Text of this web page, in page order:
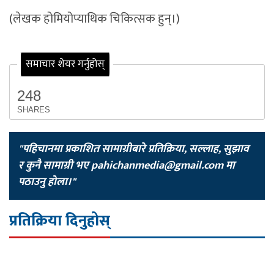
(लेखक होमियोप्याथिक चिकित्सक हुन्।)
समाचार शेयर गर्नुहोस्
248
SHARES
"पहिचानमा प्रकाशित सामाग्रीबारे प्रतिक्रिया, सल्लाह, सुझाव
र कुनै सामाग्री भएpahichanmedia@gmail.comमा
पठाउनु होला।"
प्रतिक्रिया दिनुहोस्